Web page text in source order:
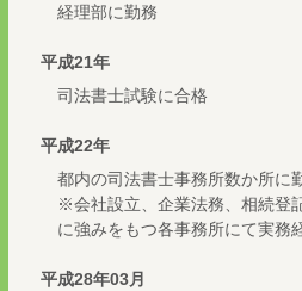
経理部に勤務
平成21年
司法書士試験に合格
平成22年
都内の司法書士事務所数か所に
※会社設立、企業法務、相続登
に強みをもつ各事務所にて実務
平成28年03月